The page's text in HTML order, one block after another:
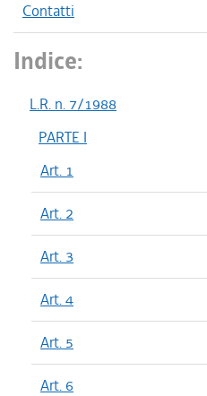
Contatti
Indice:
L.R. n. 7/1988
PARTE I
Art. 1
Art. 2
Art. 3
Art. 4
Art. 5
Art. 6